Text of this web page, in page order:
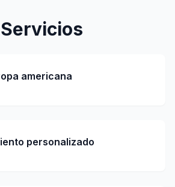
americana
personalizado